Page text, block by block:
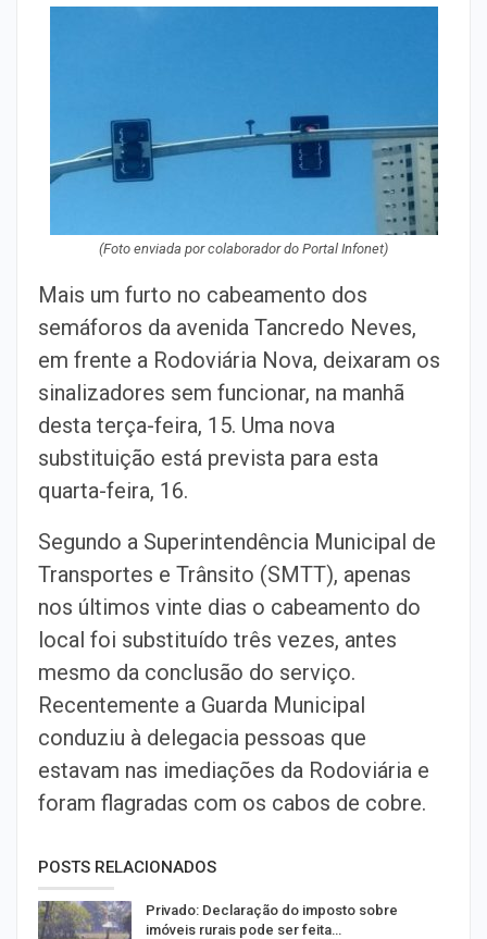
(Foto enviada por colaborador do Portal Infonet)
Mais um furto no cabeamento dos
semáforos da avenida Tancredo Neves,
em frente a Rodoviária Nova, deixaram os
sinalizadores sem funcionar, na manhã
desta terça-feira, 15. Uma nova
substituição está prevista para esta
quarta-feira, 16.
Segundo a Superintendência Municipal de
Transportes e Trânsito (SMTT), apenas
nos últimos vinte dias o cabeamento do
local foi substituído três vezes, antes
mesmo da conclusão do serviço.
Recentemente a Guarda Municipal
conduziu à delegacia pessoas que
estavam nas imediações da Rodoviária e
foram flagradas com os cabos de cobre.
POSTS RELACIONADOS
Privado: Declaração do imposto sobre
imóveis rurais pode ser feita…